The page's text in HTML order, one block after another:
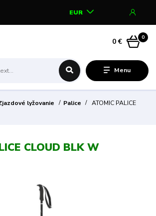
Menu
EUR
0
0 €
lyžovanie Palice
ATOMIC PALICE
CLOUD BLK W